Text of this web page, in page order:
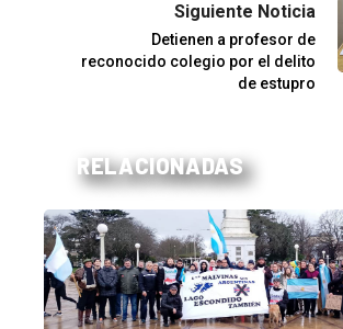
Siguiente Noticia
Detienen a profesor de
reconocido colegio por el delito
de estupro
RELACIONADAS